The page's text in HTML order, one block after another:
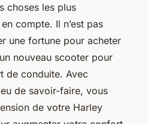
choses les plus
compte. Il n’est pas
une fortune pour acheter
nouveau scooter pour
de conduite. Avec
de savoir-faire, vous
de votre Harley